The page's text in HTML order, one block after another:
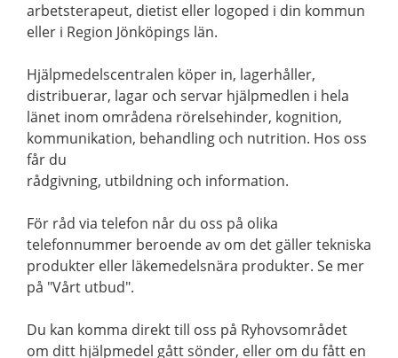
arbetsterapeut, dietist eller logoped i din kommun
eller i Region Jönköpings län.
Hjälpmedelscentralen köper in, lagerhåller,
distribuerar, lagar och servar hjälpmedlen i hela
länet inom områdena rörelsehinder, kognition,
kommunikation, behandling och nutrition. Hos oss
får du
rådgivning, utbildning och information.
För råd via telefon når du oss på olika
telefonnummer beroende av om det gäller tekniska
produkter eller läkemedelsnära produkter. Se mer
på "Vårt utbud".
Du kan komma direkt till oss på Ryhovsområdet
om ditt hjälpmedel gått sönder, eller om du fått en